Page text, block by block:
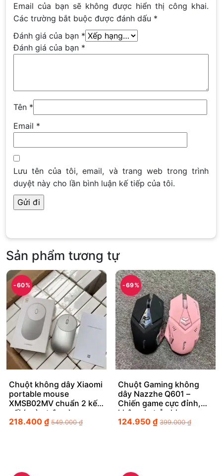
Email của bạn sẽ không được hiển thị công khai.
Các trường bắt buộc được đánh dấu *
Đánh giá của bạn *
Đánh giá của bạn *
Tên *
Email *
Lưu tên của tôi, email, và trang web trong trình
duyệt này cho lần bình luận kế tiếp của tôi.
Sản phẩm tương tự
-60%
Chuột không dây Xiaomi
portable mouse
XMSB02MV chuẩn 2 kết
nối ( màu trắng )
218.400 ₫ 549.000₫
-69%
Chuột Gaming không
dây Nazzhe Q601 –
Chiến game cực đỉnh,
không lo trễ nhịp
124.950₫ 399.000₫